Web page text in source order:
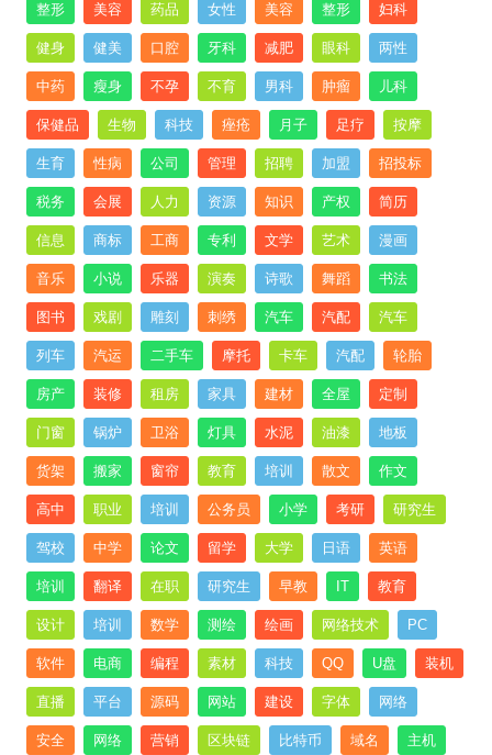
整形 美容 药品 女性 美容 整形 妇科
健身 健美 口腔 牙科 减肥 眼科 两性
中药 瘦身 不孕 不育 男科 肿瘤 儿科
保健品 生物 科技 痤疮 月子 足疗 按摩
生育 性病 公司 管理 招聘 加盟 招投标
税务 会展 人力 资源 知识 产权 简历
信息 商标 工商 专利 文学 艺术 漫画
音乐 小说 乐器 演奏 诗歌 舞蹈 书法
图书 戏剧 雕刻 刺绣 汽车 汽配 汽车
列车 汽运 二手车 摩托 卡车 汽配 轮胎
房产 装修 租房 家具 建材 全屋 定制
门窗 锅炉 卫浴 灯具 水泥 油漆 地板
货架 搬家 窗帘 教育 培训 散文 作文
高中 职业 培训 公务员 小学 考研 研究生
驾校 中学 论文 留学 大学 日语 英语
培训 翻译 在职 研究生 早教 IT 教育
设计 培训 数学 测绘 绘画 网络技术 PC
软件 电商 编程 素材 科技 QQ U盘 装机
直播 平台 源码 网站 建设 字体 网络
安全 网络 营销 区块链 比特币 域名 主机